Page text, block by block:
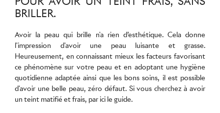
BRILLER.
Avoir la peau qui brille n'a rien d’esthétique. Cela donne
l'impression d'avoir une peau luisante et grasse.
Heureusement, en connaissant mieux les facteurs favorisant
ce phénomène sur votre peau et en adoptant une hygiène
quotidienne adaptée ainsi que les bons soins, il est possible
d'avoir une belle peau, zéro défaut. Si vous cherchez à avoir
un teint matifié et frais, par ici le guide.